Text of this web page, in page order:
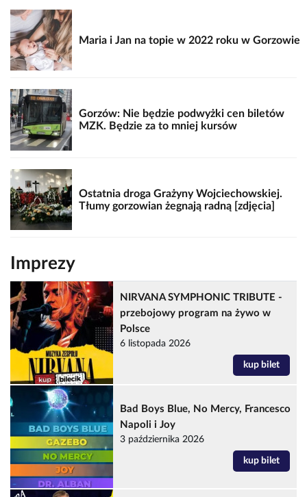
Maria i Jan na topie w 2022 roku w Gorzowie
Gorzów: Nie będzie podwyżki cen biletów
MZK. Będzie za to mniej kursów
Ostatnia droga Grażyny Wojciechowskiej.
Tłumy gorzowian żegnają radną [zdjęcia]
Imprezy
NIRVANA SYMPHONIC TRIBUTE -
przebojowy program na żywo w
Polsce
6 listopada 2026
kup bilet
Bad Boys Blue, No Mercy, Francesco
Napoli i Joy
3 października 2026
kup bilet